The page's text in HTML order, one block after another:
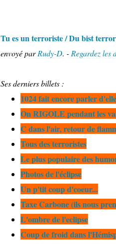
Tu es un terroriste / Du bist
envoyé parRudy-D. - Regardez les
Ses derniers billets :
1024 fait encore parler d'elle
On RIGOLE pendant les
C dans l'air, retour de
Tous des terroristes
Le plus populaire des
Photos de l'éclipse
Un p'tit coup d'coeur...
Taxe Carbone (ils nous
L'ombre de l'eclipse
Coup de froid dans